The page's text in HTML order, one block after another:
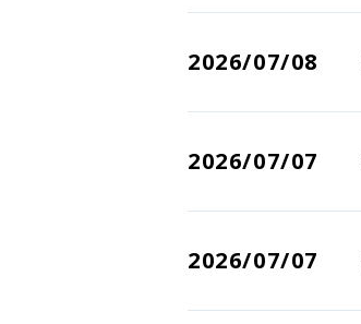
2026/07/08
2026/07/07
2026/07/07